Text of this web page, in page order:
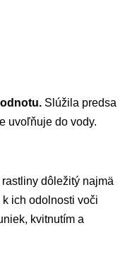
Slúžila predsa
uvoľňuje do vody.
dôležitý najmä
ich odolnosti voči
kvitnutím a